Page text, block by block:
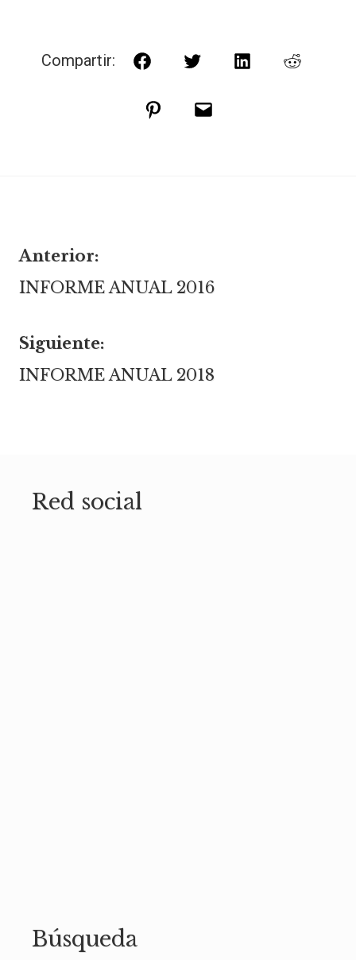
Compartir: FacebookTwitterLinkedInReddit
PinterestCorreo
Navegación
de
entradas
Anterior:
INFORME ANUAL 2016
Siguiente:
INFORME ANUAL 2018
Red social
Búsqueda